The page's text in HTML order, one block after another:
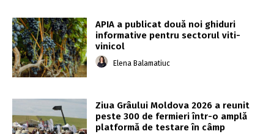
APIA a publicat două noi ghiduri
informative pentru sectorul viti-
vinicol
Elena Balamatiuc
Ziua Grâului Moldova 2026 a reunit
peste 300 de fermieri într-o amplă
platformă de testare în câmp